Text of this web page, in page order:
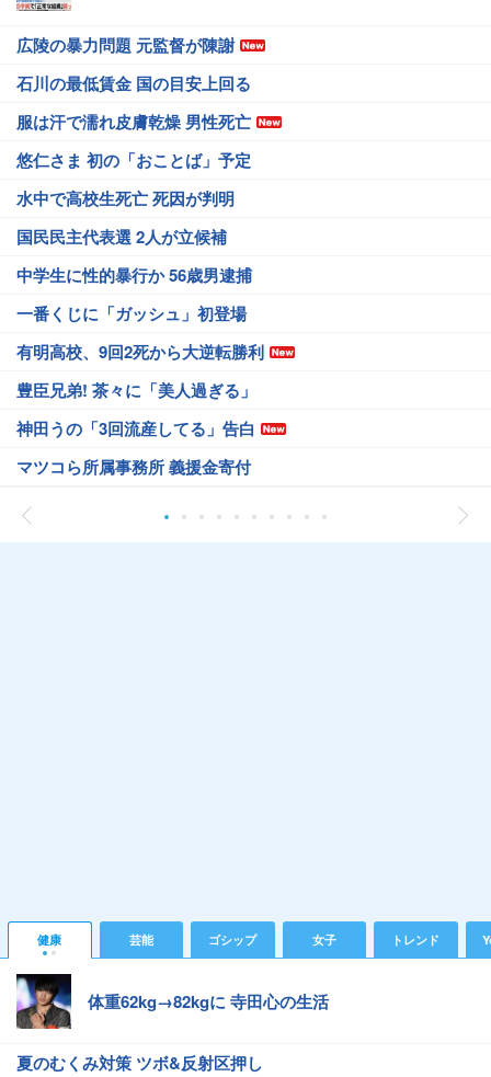
広陵の暴力問題 元監督が陳謝
石川の最低賃金 国の目安上回る
服は汗で濡れ皮膚乾燥 男性死亡
悠仁さま 初の「おことば」予定
水中で高校生死亡 死因が判明
国民民主代表選 2人が立候補
中学生に性的暴行か 56歳男逮捕
一番くじに「ガッシュ」初登場
有明高校、9回2死から大逆転勝利
豊臣兄弟! 茶々に「美人過ぎる」
神田うの「3回流産してる」告白
マツコら所属事務所 義援金寄付
健康 芸能 ゴシップ 女子 トレンド
体重62kg→82kgに 寺田心の生活
夏のむくみ対策 ツボ&反射区押し